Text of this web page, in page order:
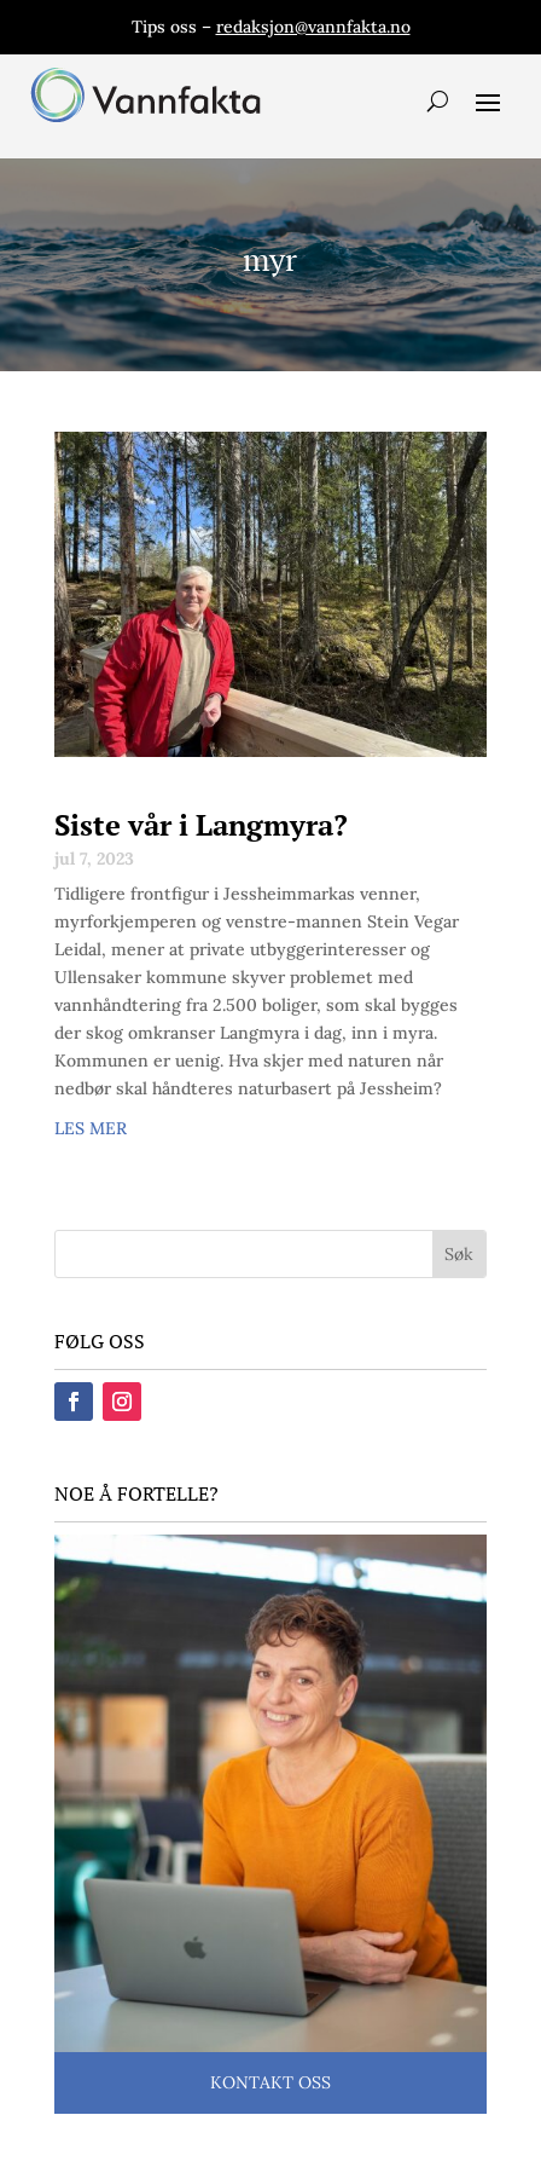
Tips oss – redaksjon@vannfakta.no
myr
Siste vår i Langmyra?
jul 7, 2023
Tidligere frontfigur i Jessheimmarkas venner,
myrforkjemperen og venstre-mannen Stein Vegar
Leidal, mener at private utbyggerinteresser og
Ullensaker kommune skyver problemet med
vannhåndtering fra 2.500 boliger, som skal bygges
der skog omkranser Langmyra i dag, inn i myra.
Kommunen er uenig. Hva skjer med naturen når
nedbør skal håndteres naturbasert på Jessheim?
LES MER
FØLG OSS
NOE Å FORTELLE?
KONTAKT OSS